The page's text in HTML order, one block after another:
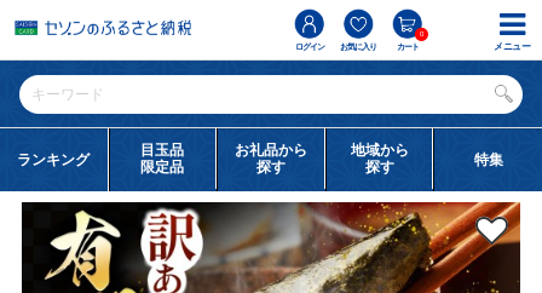
ログイン お気に入り カート
0
ランキング
目玉品
限定品
お礼品から
探す
地域から
探す
特集
メニュー